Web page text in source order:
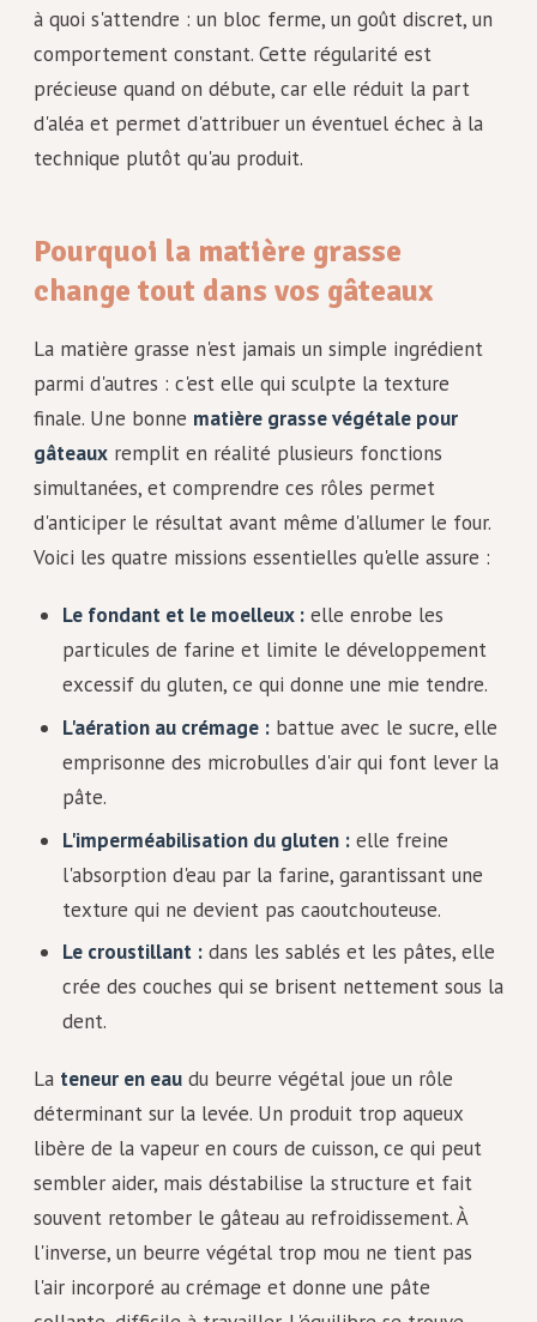
à quoi s'attendre : un bloc ferme, un goût discret, un
comportement constant. Cette régularité est
précieuse quand on débute, car elle réduit la part
d'aléa et permet d'attribuer un éventuel échec à la
technique plutôt qu'au produit.
Pourquoi la matière grasse
change tout dans vos gâteaux
La matière grasse n'est jamais un simple ingrédient
parmi d'autres : c'est elle qui sculpte la texture
finale. Une bonne matière grasse végétale pour
gâteaux remplit en réalité plusieurs fonctions
simultanées, et comprendre ces rôles permet
d'anticiper le résultat avant même d'allumer le four.
Voici les quatre missions essentielles qu'elle assure :
Le fondant et le moelleux :elle enrobe les
particules de farine et limite le développement
excessif du gluten, ce qui donne une mie tendre.
L'aération au crémage :battue avec le sucre, elle
emprisonne des microbulles d'air qui font lever la
pâte.
L'imperméabilisation du gluten :elle freine
l'absorption d'eau par la farine, garantissant une
texture qui ne devient pas caoutchouteuse.
Le croustillant :dans les sablés et les pâtes, elle
crée des couches qui se brisent nettement sous la
dent.
La teneur en eau du beurre végétal joue un rôle
déterminant sur la levée. Un produit trop aqueux
libère de la vapeur en cours de cuisson, ce qui peut
sembler aider, mais déstabilise la structure et fait
souvent retomber le gâteau au refroidissement. À
l'inverse, un beurre végétal trop mou ne tient pas
l'air incorporé au crémage et donne une pâte